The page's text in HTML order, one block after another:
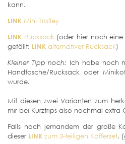
kann.
LINK Mini Trolley
LINK Rucksack (oder hier noch
gefällt: LINK alternativer Rucksack)
Kleiner Tipp noch: Ich habe noch
Handtasche/Rucksack oder
wurde.
Mit diesen zwei Varianten zum
mir bei Kurztrips also nochmal extra
Falls noch jemandem der große
dieser LINK zum 3-teiligen Kofferset.